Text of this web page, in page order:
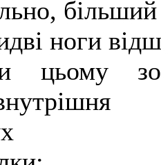
ноги
цьому